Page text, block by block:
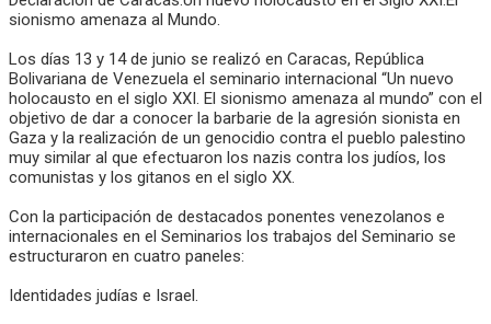
sionismo amenaza al Mundo.
Los días 13 y 14 de junio se realizó en Caracas, República
Bolivariana de Venezuela el seminario internacional “Un nuevo
holocausto en el siglo XXI. El sionismo amenaza al mundo” con el
objetivo de dar a conocer la barbarie de la agresión sionista en
Gaza y la realización de un genocidio contra el pueblo palestino
muy similar al que efectuaron los nazis contra los judíos, los
comunistas y los gitanos en el siglo XX.
Con la participación de destacados ponentes venezolanos e
internacionales en el Seminarios los trabajos del Seminario se
estructuraron en cuatro paneles:
Identidades judías e Israel.